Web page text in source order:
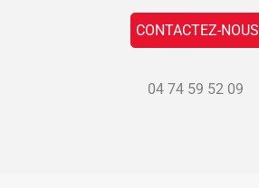
CONTACTEZ-NOUS
04 74 59 52 09